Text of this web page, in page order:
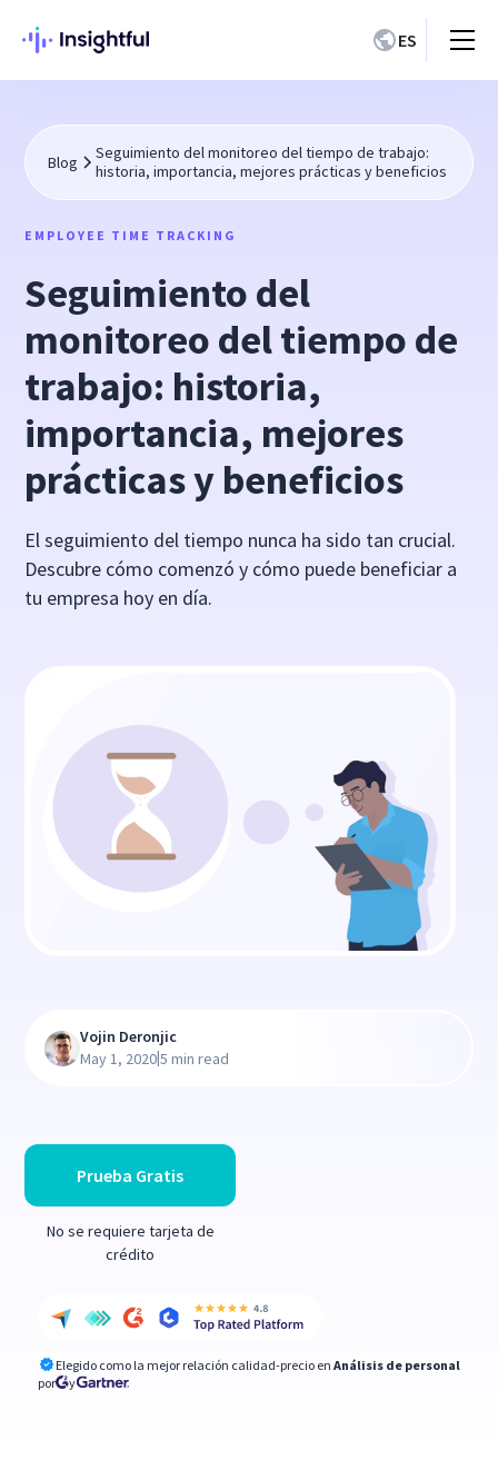
ES
Blog
Seguimiento del monitoreo del tiempo de trabajo:
historia, importancia, mejores prácticas y beneficios
EMPLOYEE TIME TRACKING
Seguimiento del
monitoreo del tiempo de
trabajo: historia,
importancia, mejores
prácticas y beneficios
El seguimiento del tiempo nunca ha sido tan crucial.
Descubre cómo comenzó y cómo puede beneficiar a
tu empresa hoy en día.
Prueba Gratis
No se requiere tarjeta de
crédito
Elegido como la mejor relación calidad-precio en Análisis de personal
por
y
Vojin Deronjic
May 1, 2020|5 min read